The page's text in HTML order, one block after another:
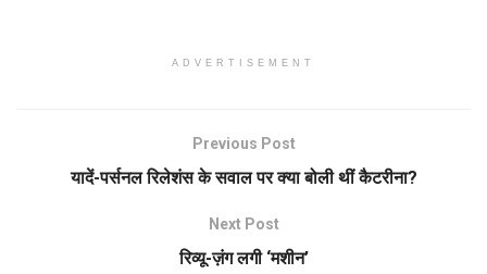
ADVERTISEMENT
Previous Post
यादें-पर्सनल रिलेशंस के सवाल पर क्या बोली थीं कैटरीना?
Next Post
रिव्यू-ज़ंग लगी ‘मशीन’